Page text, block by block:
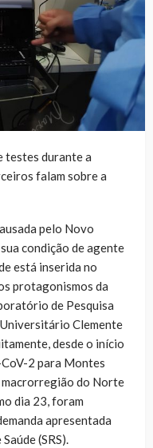
testes durante a
falam sobre a
pelo Novo
condição de agente
está inserida no
protagonismos da
de Pesquisa
Clemente
desde o início
2 para Montes
macrorregião do Norte
dia 23, foram
apresentada
(SRS).